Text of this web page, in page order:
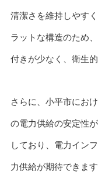
清潔さを維持しやす
ラットな構造のため
付きが少なく、衛生
さらに、小平市にお
の電力供給の安定性
しており、電力イン
力供給が期待できま